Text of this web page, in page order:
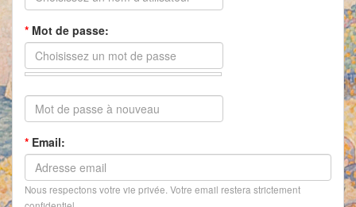
S'inscrire
* Mot de passe:
* Email:
Nous respectons votre vie privée. Votre email restera strictement